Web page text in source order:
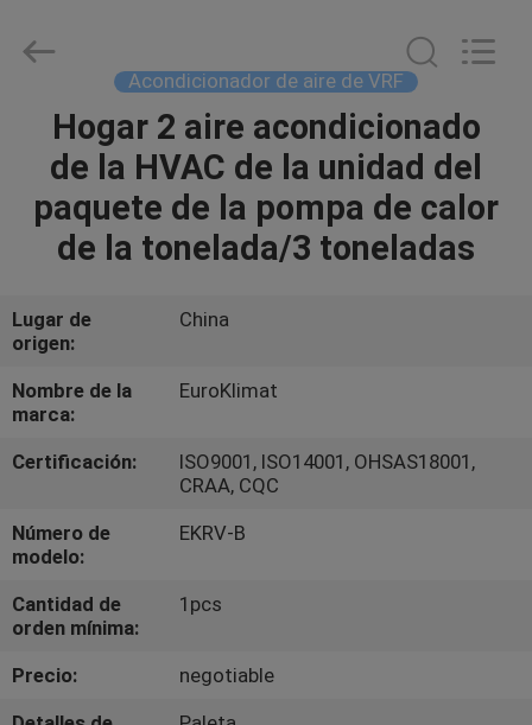
HOGAR
PRODUCTOS
NOSOTROS
VIAJE
DE
LA
FÁBRICA
CONTROL
DE
CALIDAD
Proveedor.
Copyright
ekhvacsystems.com.
Acondicionador de aire de VRF
Hogar 2 aire acondicionado
de la HVAC de la unidad del
paquete de la pompa de calor
de la tonelada/3 toneladas
Lugar de
origen:
China
Nombre de la
marca:
EuroKlimat
Certificación:
ISO9001, ISO14001, OHSAS18001,
CRAA, CQC
Número de
modelo:
EKRV-B
Cantidad de
orden mínima:
1pcs
Precio:
negotiable